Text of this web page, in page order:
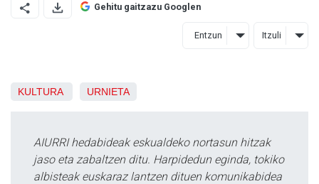
Gehitu gaitzazu Googlen
Entzun Itzuli
KULTURA URNIETA
AIURRI hedabideak eskualdeko nortasun hitzak
jaso eta zabaltzen ditu. Harpidedun eginda, tokiko
albisteak euskaraz lantzen dituen komunikabidea